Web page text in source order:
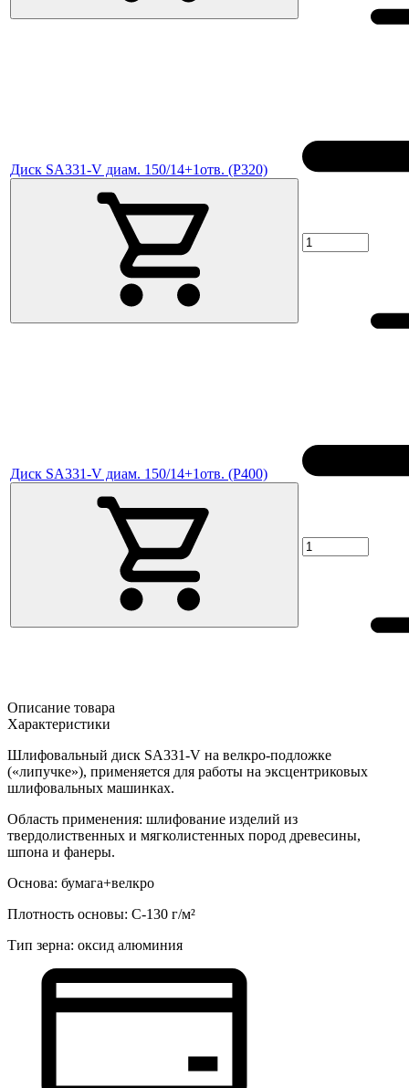
Диск SA331-V диам. 150/14+1отв. (P320)
Диск SA331-V диам. 150/14+1отв. (P400)
Описание товара
Характеристики
Шлифовальный диск SA331-V на велкро-подложке
(«липучке»), применяется для работы на эксцентриковых
шлифовальных машинках.
Область применения: шлифование изделий из
твердолиственных и мягколистенных пород древесины,
шпона и фанеры.
Основа: бумага+велкро
Плотность основы: С-130 г/м²
Тип зерна: оксид алюминия